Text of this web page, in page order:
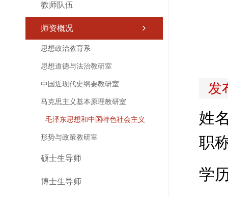
教师队伍
师资概况
思想政治教育系
思想道德与法治教研室
中国近现代史纲要教研室
马克思主义基本原理教研室
毛泽东思想和中国特色社会主义
形势与政策教研室
硕士生导师
博士生导师
发
姓
职
学